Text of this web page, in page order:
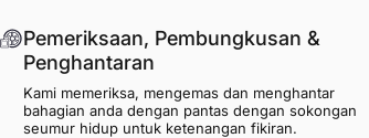
Pemeriksaan, Pembungkusan &
Penghantaran
Kami memeriksa, mengemas dan menghantar
bahagian anda dengan pantas dengan sokongan
seumur hidup untuk ketenangan fikiran.